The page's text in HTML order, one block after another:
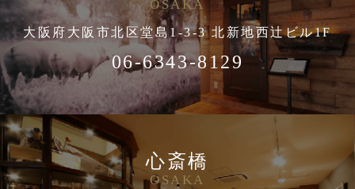
OSAKA
大阪府大阪市北区堂島1-3-3 北新地西辻ビル1F
06-6343-8129
心斎橋
OSAKA